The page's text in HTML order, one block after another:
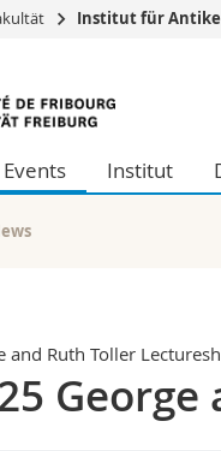
Wirtschafts-
Institut für Antike
Institut
and Ruth Toller